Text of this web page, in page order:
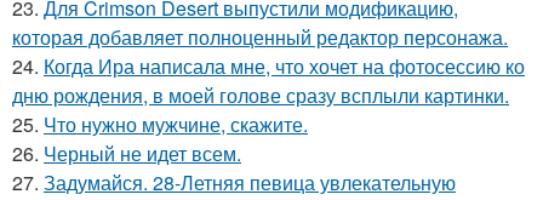
23. Для Crimson Desert выпустили модификацию,
которая добавляет полноценный редактор персонажа.
24. Когда Ира написала мне, что хочет на фотосессию ко
дню рождения, в моей голове сразу всплыли картинки.
25. Что нужно мужчине, скажите.
26. Черный не идет всем.
27. Задумайся. 28-Летняя певица увлекательную